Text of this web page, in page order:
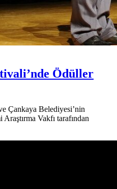
Ödüller
Çankaya Belediyesi’nin
Vakfı tarafından